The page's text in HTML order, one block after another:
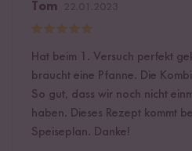
Tom
Hat beim 1. Versuch perfekt
braucht eine Pfanne. Die
So gut, dass wir noch nicht
haben. Dieses Rezept kommt
Speiseplan. Danke!